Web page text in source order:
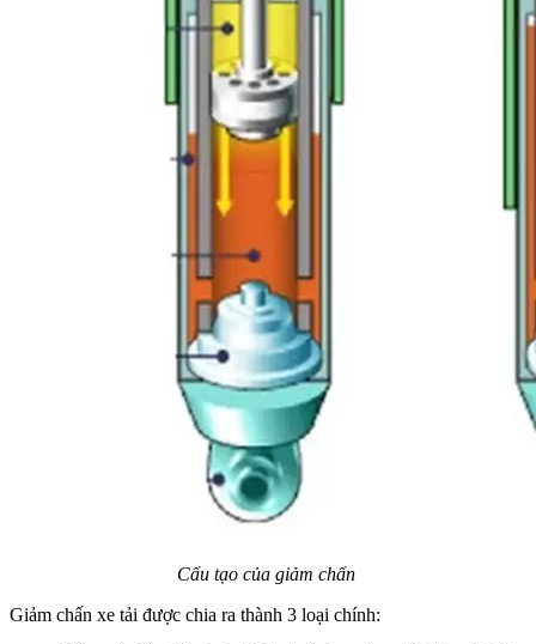
Cấu tạo của giảm chấn
Giảm chấn xe tải được chia ra thành 3 loại chính: